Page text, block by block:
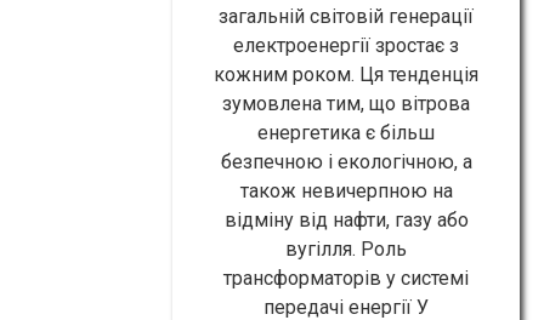
загальній світовій генерації
електроенергії зростає з
кожним роком. Ця тенденція
зумовлена тим, що вітрова
енергетика є більш
безпечною і екологічною, а
також невичерпною на
відміну від нафти, газу або
вугілля. Роль
трансформаторів у системі
передачі енергії У